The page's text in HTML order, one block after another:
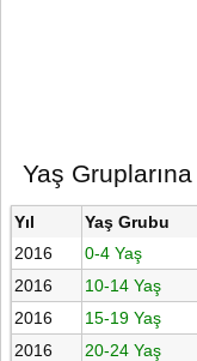
Yaş
Yıl Yaş Grubu
2016
0-4 Yaş
2016
10-14 Yaş
2016
15-19 Yaş
2016
20-24 Yaş